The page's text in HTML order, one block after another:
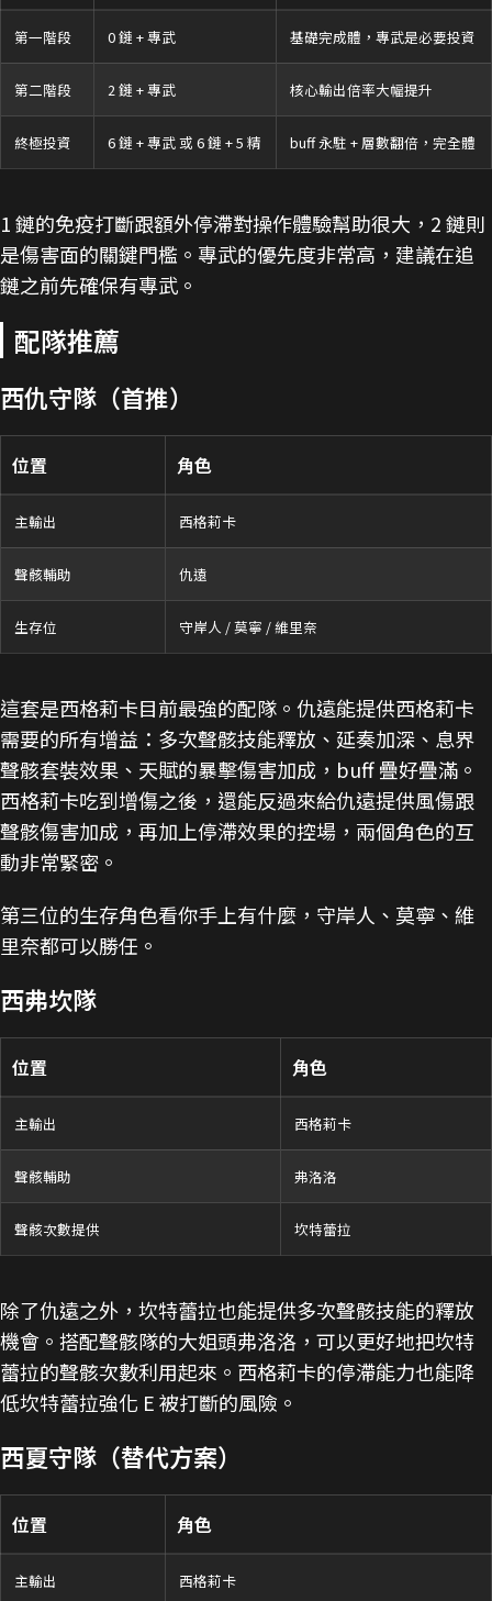
第一階段 0 鏈 + 專武 基礎完成體，專武是必要投資
第二階段 2 鏈 + 專武 核心輸出倍率大幅提升
終極投資 6 鏈 + 專武 或 6 鏈 + 5 精 buff 永駐 + 層數翻倍，完全體
1 鏈的免疫打斷跟額外停滯對操作體驗幫助很大，2 鏈則
是傷害面的關鍵門檻。專武的優先度非常高，建議在追
鏈之前先確保有專武。
配隊推薦
西仇守隊（首推）
位置 角色
主輸出 西格莉卡
聲骸輔助 仇遠
生存位 守岸人 / 莫寧 / 維里奈
這套是西格莉卡目前最強的配隊。仇遠能提供西格莉卡
需要的所有增益：多次聲骸技能釋放、延奏加深、息界
聲骸套裝效果、天賦的暴擊傷害加成，buff 疊好疊滿。
西格莉卡吃到增傷之後，還能反過來給仇遠提供風傷跟
聲骸傷害加成，再加上停滯效果的控場，兩個角色的互
動非常緊密。
第三位的生存角色看你手上有什麼，守岸人、莫寧、維
里奈都可以勝任。
西弗坎隊
位置 角色
主輸出 西格莉卡
聲骸輔助 弗洛洛
聲骸次數提供 坎特蕾拉
除了仇遠之外，坎特蕾拉也能提供多次聲骸技能的釋放
機會。搭配聲骸隊的大姐頭弗洛洛，可以更好地把坎特
蕾拉的聲骸次數利用起來。西格莉卡的停滯能力也能降
低坎特蕾拉強化 E 被打斷的風險。
西夏守隊（替代方案）
位置 角色
主輸出 西格莉卡